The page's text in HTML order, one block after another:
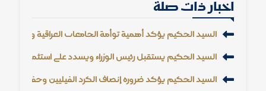
اخبار ذات صلة
السيد الحكيم يؤكد أهمية توأمة الجامعات العراقية والإيرانية
السيد الحكيم يستقبل رئيس الوزراء ويشدد على استثمار
السيد الحكيم يؤكد ضرورة إنصاف الكرد الفيليين وحفظ